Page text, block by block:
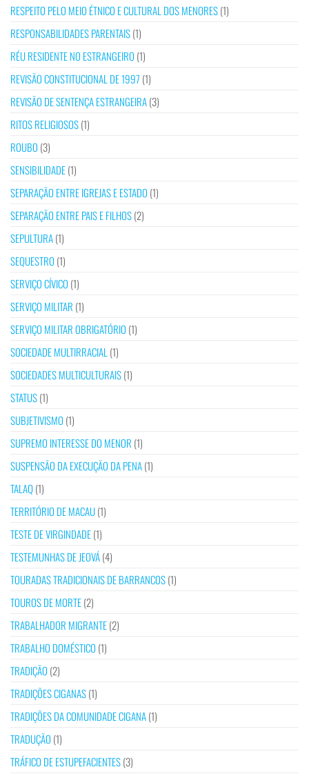
RESPEITO PELO MEIO ÉTNICO E CULTURAL DOS MENORES(1)
RESPONSABILIDADES PARENTAIS(1)
RÉU RESIDENTE NO ESTRANGEIRO (1)
REVISÃO CONSTITUCIONAL DE 1997 (1)
REVISÃO DE SENTENÇA ESTRANGEIRA(3)
RITOS RELIGIOSOS(1)
ROUBO (3)
SENSIBILIDADE(1)
SEPARAÇÃO ENTRE IGREJAS E ESTADO (1)
SEPARAÇÃO ENTRE PAIS E FILHOS(2)
SEPULTURA(1)
SEQUESTRO (1)
SERVIÇO CÍVICO (1)
SERVIÇO MILITAR (1)
SERVIÇO MILITAR OBRIGATÓRIO (1)
SOCIEDADE MULTIRRACIAL (1)
SOCIEDADES MULTICULTURAIS(1)
STATUS(1)
SUBJETIVISMO (1)
SUPREMO INTERESSE DO MENOR (1)
SUSPENSÃO DA EXECUÇÃO DA PENA(1)
TALAQ(1)
TERRITÓRIO DE MACAU(1)
TESTE DE VIRGINDADE(1)
TESTEMUNHAS DE JEOVÁ(4)
TOURADAS TRADICIONAIS DE BARRANCOS(1)
TOUROS DE MORTE(2)
TRABALHADOR MIGRANTE(2)
TRABALHO DOMÉSTICO (1)
TRADIÇÃO (2)
TRADIÇÕES CIGANAS(1)
TRADIÇÕES DA COMUNIDADE CIGANA(1)
TRADUÇÃO (1)
TRÁFICO DE ESTUPEFACIENTES(3)